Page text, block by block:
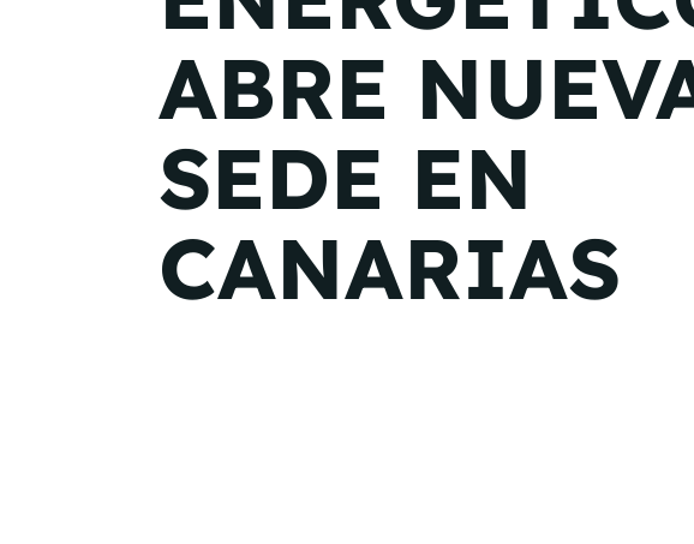
ABRE
SEDE EN
CANARIAS